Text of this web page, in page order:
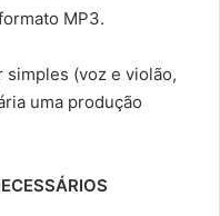
MP3.
simples (voz e violão,
uma produção